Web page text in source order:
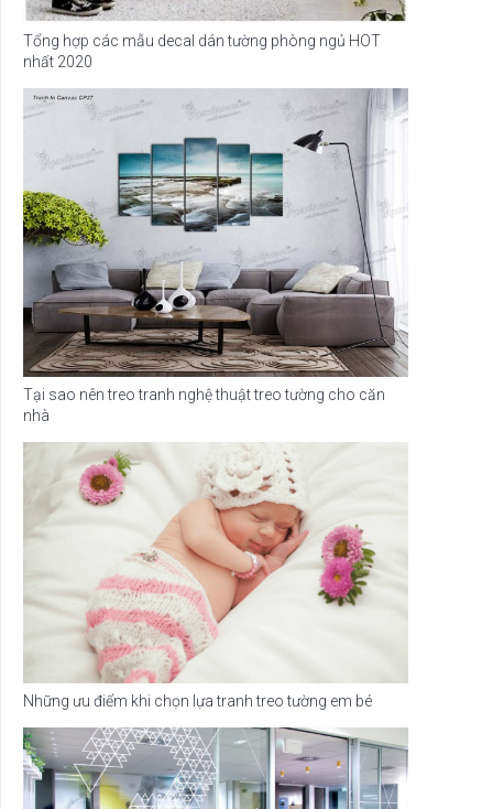
Tổng hợp các mẫu decal dán tường phòng ngủ HOT
nhất 2020
Tại sao nên treo tranh nghệ thuật treo tường cho căn
nhà
Những ưu điểm khi chọn lựa tranh treo tường em bé